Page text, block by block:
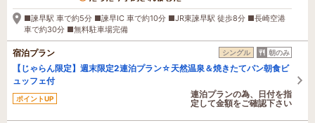
たった今予約されました
■諫早駅 車で約5分 ■諫早IC 車で約10分 ■JR東諫早駅 徒歩8分 ■長崎空港
車で約30分 ■無料駐車場完備
宿泊プラン シングル 朝のみ
【じゃらん限定】週末限定2連泊プラン☆天然温泉＆焼きたてパン朝食ビ
ュッフェ付
ポイントUP
連泊プランの為、日付を指
定して金額をご確認下さい